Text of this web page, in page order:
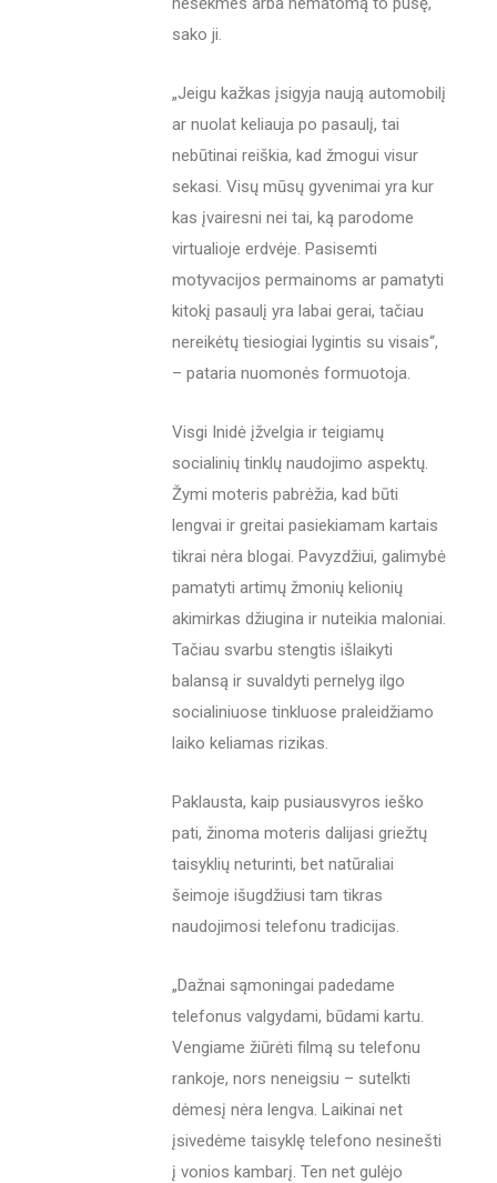
sako ji.
„Jeigu kažkas įsigyja naują automobilį
ar nuolat keliauja po pasaulį, tai
nebūtinai reiškia, kad žmogui visur
sekasi. Visų mūsų gyvenimai yra kur
kas įvairesni nei tai, ką parodome
virtualioje erdvėje. Pasisemti
motyvacijos permainoms ar pamatyti
kitokį pasaulį yra labai gerai, tačiau
nereikėtų tiesiogiai lygintis su visais“,
– pataria nuomonės formuotoja.
Visgi Inidė įžvelgia ir teigiamų
socialinių tinklų naudojimo aspektų.
Žymi moteris pabrėžia, kad būti
lengvai ir greitai pasiekiamam kartais
tikrai nėra blogai. Pavyzdžiui, galimybė
pamatyti artimų žmonių kelionių
akimirkas džiugina ir nuteikia maloniai.
Tačiau svarbu stengtis išlaikyti
balansą ir suvaldyti pernelyg ilgo
socialiniuose tinkluose praleidžiamo
laiko keliamas rizikas.
Paklausta, kaip pusiausvyros ieško
pati, žinoma moteris dalijasi griežtų
taisyklių neturinti, bet natūraliai
šeimoje išugdžiusi tam tikras
naudojimosi telefonu tradicijas.
„Dažnai sąmoningai padedame
telefonus valgydami, būdami kartu.
Vengiame žiūrėti filmą su telefonu
rankoje, nors neneigsiu – sutelkti
dėmesį nėra lengva. Laikinai net
įsivedėme taisyklę telefono nesinešti
į vonios kambarį. Ten net gulėjo